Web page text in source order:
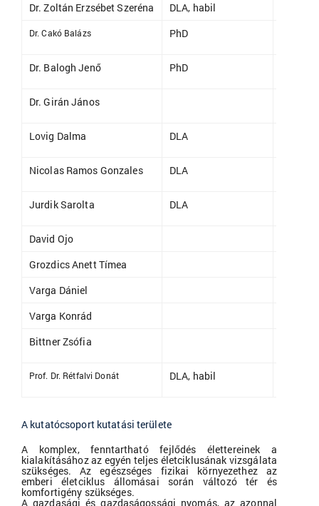
Dr. Zoltán Erzsébet Szeréna
DLA, habil
Dr. Cakó Balázs PhD
Dr. Balogh Jenő PhD
Dr. Girán János
Lovig Dalma DLA
Nicolas Ramos Gonzales DLA
Jurdik Sarolta DLA
David Ojo
Grozdics Anett Tímea
Varga Dániel
Varga Konrád
Bittner Zsófia
Prof. Dr. Rétfalvi Donát DLA, habil
A kutatócsoport kutatási területe
A komplex, fenntartható fejlődés élettereinek a
kialakításához az egyén teljes életciklusának vizsgálata
szükséges. Az egészséges fizikai környezethez az
emberi életciklus állomásai során változó tér és
komfortigény szükséges.
A gazdasági és gazdaságossági nyomás, az azonnal